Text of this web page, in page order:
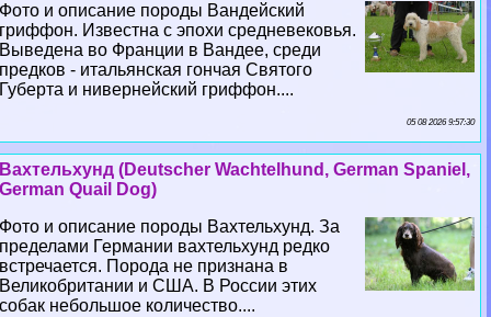
Фото и описание породы Вандейский
гриффон. Известна с эпохи средневековья.
Выведена во Франции в Вандее, среди
предков - итальянская гончая Святого
Губерта и нивернейский гриффон....
05 08 2026 9:57:30
Вахтельхунд (Deutscher Wachtelhund, German Spaniel,
German Quail Dog)
Фото и описание породы Вахтельхунд. За
пределами Германии вахтельхунд редко
встречается. Порода не признана в
Великобритании и США. В России этих
собак небольшое количество....